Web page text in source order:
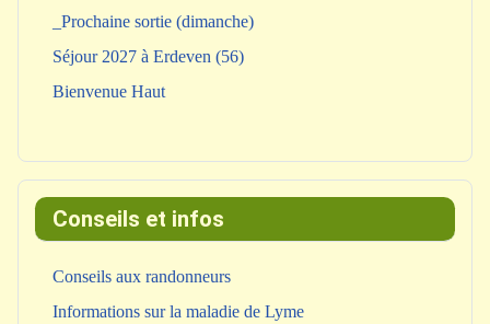
_Prochaine sortie (dimanche)
Séjour 2027 à Erdeven (56)
Bienvenue Haut
Conseils et infos
Conseils aux randonneurs
Informations sur la maladie de Lyme